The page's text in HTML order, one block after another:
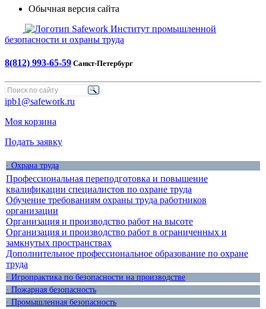
Обычная версия сайта
Safework Институт промышленной
безопасности и охраны труда
8(812) 993-65-59 Санкт-Петербург
ipb1@safework.ru
Моя корзина
Подать заявку
· Охрана труда
Профессиональная переподготовка и повышение
квалификации специалистов по охране труда
Обучение требованиям охраны труда работников
организации
Организация и производство работ на высоте
Организация и производство работ в ограниченных и
замкнутых пространствах
Дополнительное профессиональное образование по охране
труда
· Игропрактика по безопасности на производстве
· Пожарная безопасность
· Промышленная безопасность